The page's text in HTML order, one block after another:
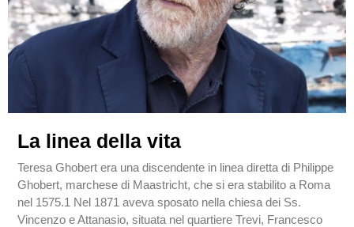
La linea della vita
Teresa Ghobert era una discendente in linea diretta di Philippe
Ghobert, marchese di Maastricht, che si era stabilito a Roma
nel 1575.1 Nel 1871 aveva sposato nella chiesa dei Ss.
Vincenzo e Attanasio, situata nel quartiere Trevi, Francesco